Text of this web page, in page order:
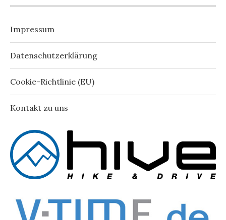
Impressum
Datenschutzerklärung
Cookie-Richtlinie (EU)
Kontakt zu uns